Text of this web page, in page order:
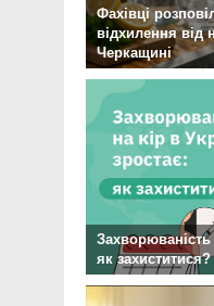
Фахівці
відхилення від
Черкащині
Захворюваність
як захиститися?